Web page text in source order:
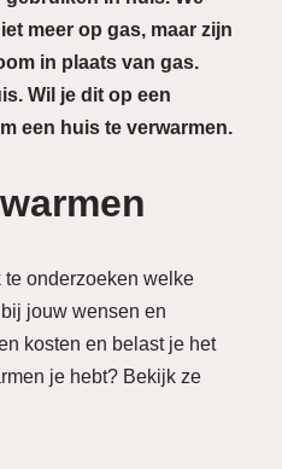
meer op gas, maar zijn
in plaats van gas.
Wil je dit op een
een huis te verwarmen.
onderzoeken welke
jouw wensen en
kosten en belast je het
je hebt? Bekijk ze